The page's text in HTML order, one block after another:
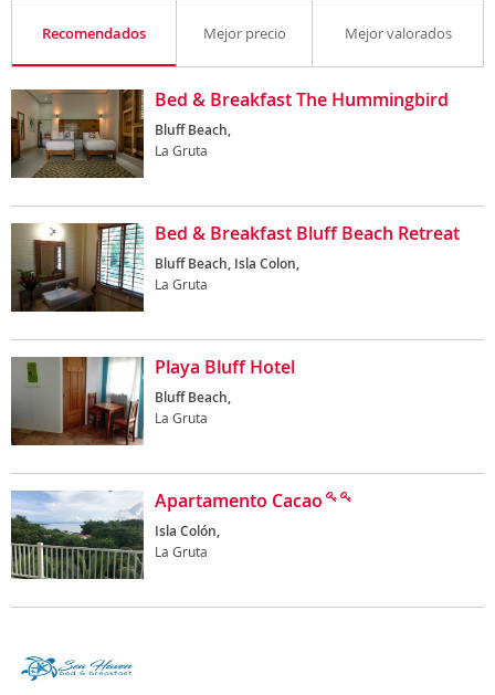
Recomendados Mejor precio Mejor valorados
Bed & Breakfast The Hummingbird
Bluff Beach,
La Gruta
Bed & Breakfast Bluff Beach Retreat
Bluff Beach, Isla Colon,
La Gruta
Playa Bluff Hotel
Bluff Beach,
La Gruta
Apartamento Cacao
Isla Colón,
La Gruta